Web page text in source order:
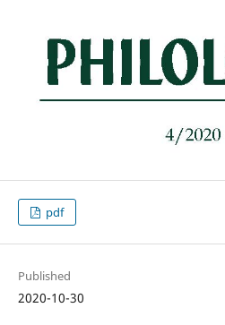
pdf
Published
2020-10-30